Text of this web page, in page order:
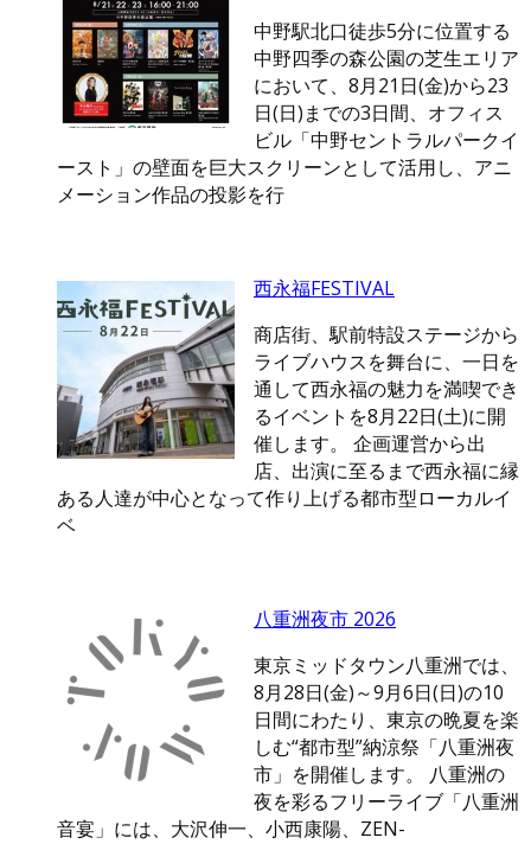
中野駅北口徒歩5分に位置する
中野四季の森公園の芝生エリア
において、8月21日(金)から23
日(日)までの3日間、オフィス
ビル「中野セントラルパークイ
ースト」の壁面を巨大スクリーンとして活用し、アニ
メーション作品の投影を行
西永福FESTIVAL
商店街、駅前特設ステージから
ライブハウスを舞台に、一日を
通して西永福の魅力を満喫でき
るイベントを8月22日(土)に開
催します。 企画運営から出
店、出演に至るまで西永福に縁
ある人達が中心となって作り上げる都市型ローカルイ
ベ
八重洲夜市 2026
東京ミッドタウン八重洲では、
8月28日(金)～9月6日(日)の10
日間にわたり、東京の晩夏を楽
しむ“都市型”納涼祭「八重洲夜
市」を開催します。 八重洲の
夜を彩るフリーライブ「八重洲
音宴」には、大沢伸一、小西康陽、ZEN-